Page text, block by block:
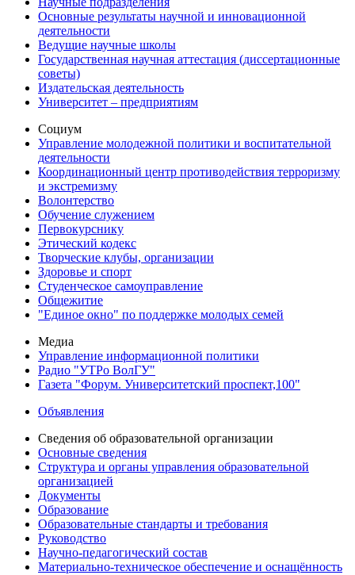
Основные результаты научной и инновационной
деятельности
Ведущие научные школы
Государственная научная аттестация (диссертационные
советы)
Издательская деятельность
Университет – предприятиям
Социум
Управление молодежной политики и воспитательной
деятельности
Координационный центр противодействия терроризму
и экстремизму
Волонтерство
Обучение служением
Первокурснику
Этический кодекс
Творческие клубы, организации
Здоровье и спорт
Студенческое самоуправление
Общежитие
"Единое окно" по поддержке молодых семей
Медиа
Управление информационной политики
Радио "УТРо ВолГУ"
Газета "Форум. Университетский проспект,100"
Объявления
Сведения об образовательной организации
Основные сведения
Структура и органы управления образовательной
организацией
Документы
Образование
Образовательные стандарты и требования
Руководство
Научно-педагогический состав
Материально-техническое обеспечение и оснащённость